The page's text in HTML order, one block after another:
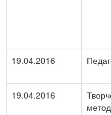
19.04.2016
19.04.2016